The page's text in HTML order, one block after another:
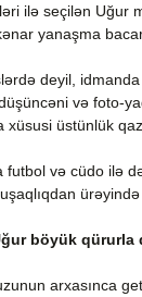
ilə seçilən Uğur
yanaşma
deyil,
və foto-
xüsusi üstünlük
futbol və cüdo ilə
böyük qürurla
arxasınca